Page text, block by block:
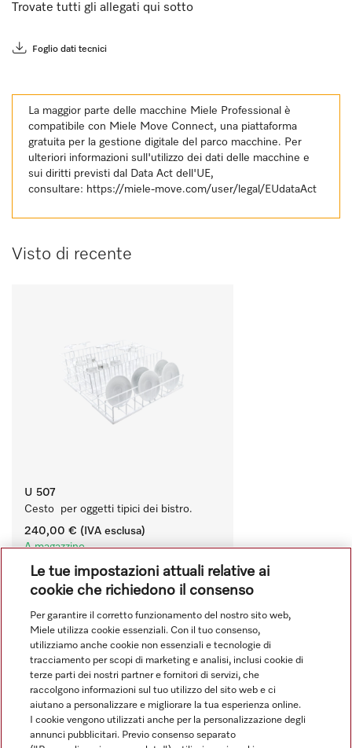
Trovate tutti gli allegati qui sotto
Foglio dati tecnici
La maggior parte delle macchine Miele Professional è
compatibile con Miele Move Connect, una piattaforma
gratuita per la gestione digitale del parco macchine. Per
ulteriori informazioni sull'utilizzo dei dati delle macchine e
sui diritti previsti dal Data Act dell'UE,
consultare: https://miele-move.com/user/legal/EUdataAct
Visto di recente
U 507
Cesto  per oggetti tipici dei bistro.
240,00 € (IVA esclusa)
A magazzino
Confronta
Mostra tutto
Le tue impostazioni attuali relative ai
cookie che richiedono il consenso
Per garantire il corretto funzionamento del nostro sito web,
Miele utilizza cookie essenziali. Con il tuo consenso,
utilizziamo anche cookie non essenziali e tecnologie di
tracciamento per scopi di marketing e analisi, inclusi cookie di
terze parti dei nostri partner e fornitori di servizi, che
raccolgono informazioni sul tuo utilizzo del sito web e ci
aiutano a personalizzare e migliorare la tua esperienza online.
I cookie vengono utilizzati anche per la personalizzazione degli
annunci pubblicitari. Previo consenso separato